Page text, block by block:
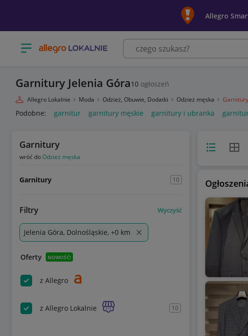
Allegro
Otwórz menu z kategoriami
Garnitury Jelenia Góra10 ogłoszeń
Allegro Lokalnie Moda Odzież, Obuwie, Dodatki Odzież męska Garnitury
Podobne: garnitur garnitury męskie garnitury i ubranka
Garnitury
wróć doOdzież męska
Garnitury 10
Filtry Wyczyść
Jelenia Góra, Dolnośląskie, +0 km
Oferty NOWOŚĆ!
z Allegro
z Allegro Lokalnie 10
Widok listy